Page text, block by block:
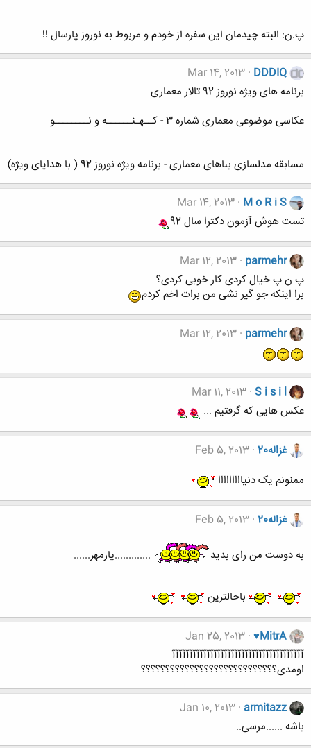
پ.ن: البته چیدمان این سفره از خودم و مربوط به نوروز پارسال !!
DDDIQ
Mar 14, 2013
برنامه های ویژه نوروز 92 تالار معماری
عکاسی موضوعی معماری شماره 3 - کــهـنــــــه و نــــــــو
مسابقه مدلسازی بناهای معماری - برنامه ویژه نوروز 92 ( با هدایای ویژه)
M o R i S
Mar 14, 2013
تست هوش آزمون دکترا سال 92
parmehr
Mar 12, 2013
پ ن پ خیال کردی کار خوبی کردی؟
برا اینکه جو گیر نشی من برات اخم کردم
parmehr
Mar 12, 2013
S i s i l
Mar 11, 2013
عکس هایی که گرفتیم ...
غزاله20
Feb 5, 2013
ممنونم یک دنیااااااااا
غزاله20 Feb 5, 2013
به دوست من رای بدید .............پارمهر......
باحالترین
♥MitrA
Jan 25, 2013
آآآآآآآآآآآآآآآآآآآآآآآآآآآآآآآآآآآآآآ
اومدی؟؟؟؟؟؟؟؟؟؟؟؟؟؟؟؟؟؟؟؟؟؟؟؟؟؟؟؟
armitazz
Jan 10, 2013
باشه ......مرسی..